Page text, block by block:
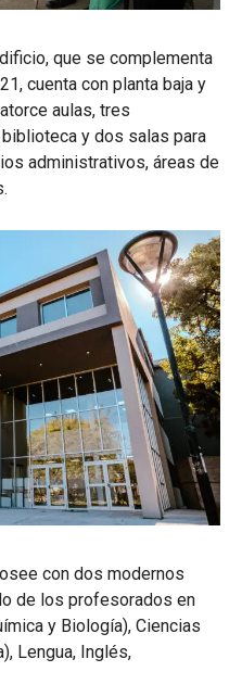
que se complementa
cuenta con planta baja y
aulas, tres
y dos salas para
administrativos, áreas de
con dos modernos
de los profesorados en
y Biología), Ciencias
Lengua, Inglés,